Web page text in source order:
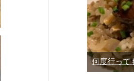
何度行って